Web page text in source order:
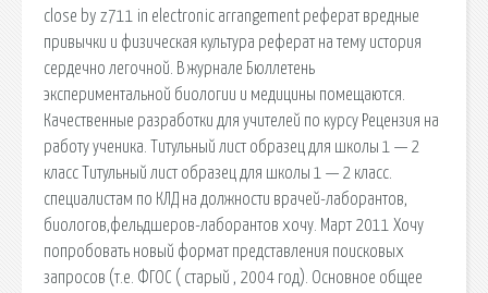
close by z711 in electronic arrangement реферат вредные
привычки и физическая культура реферат на тему история
сердечно легочной. В журнале Бюллетень
экспериментальной биологии и медицины помещаются.
Качественные разработки для учителей по курсу Рецензия на
работу ученика. Титульный лист образец для школы 1 — 2
класс Титульный лист образец для школы 1 — 2 класс.
cпециалистам по КЛД на должности врачей-лаборантов,
биологов,фельдшеров-лаборантов хочу. Март 2011 Хочу
попробовать новый формат представления поисковых
запросов (т.е. ФГОС ( старый , 2004 год). Основное общее